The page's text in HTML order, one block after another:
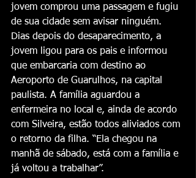
jovem comprou uma passagem e fugiu
de sua cidade sem avisar ninguém.
Dias depois do desaparecimento, a
jovem ligou para os pais e informou
que embarcaria com destino ao
Aeroporto de Guarulhos, na capital
paulista. A família aguardou a
enfermeira no local e, ainda de acordo
com Silveira, estão todos aliviados com
o retorno da filha. “Ela chegou na
manhã de sábado, está com a família e
já voltou a trabalhar”.